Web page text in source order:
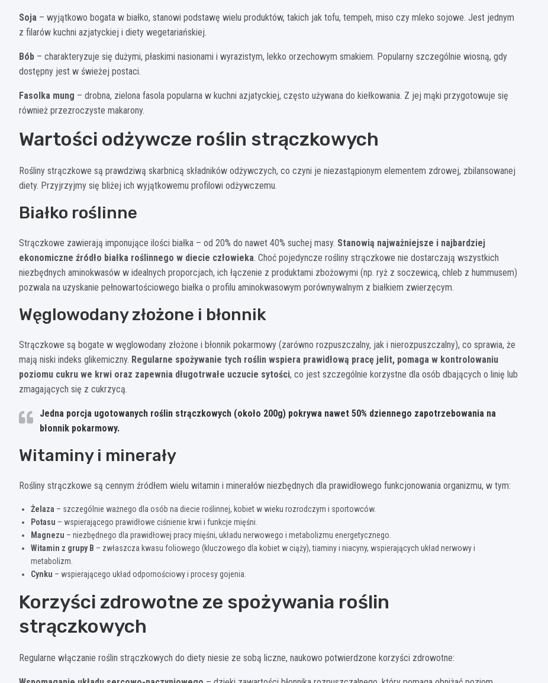
Soja – wyjątkowo bogata w białko, stanowi podstawę wielu produktów, takich jak tofu, tempeh, miso czy mleko sojowe. Jest jednym
z filarów kuchni azjatyckiej i diety wegetariańskiej.
Bób – charakteryzuje się dużymi, płaskimi nasionami i wyrazistym, lekko orzechowym smakiem. Popularny szczególnie wiosną, gdy
dostępny jest w świeżej postaci.
Fasolka mung – drobna, zielona fasola popularna w kuchni azjatyckiej, często używana do kiełkowania. Z jej mąki przygotowuje się
również przezroczyste makarony.
Wartości odżywcze roślin strączkowych
Rośliny strączkowe są prawdziwą skarbnicą składników odżywczych, co czyni je niezastąpionym elementem zdrowej, zbilansowanej
diety. Przyjrzyjmy się bliżej ich wyjątkowemu profilowi odżywczemu.
Białko roślinne
Strączkowe zawierają imponujące ilości białka – od 20% do nawet 40% suchej masy. Stanowią najważniejsze i najbardziej
ekonomiczne źródło białka roślinnego w diecie człowieka. Choć pojedyncze rośliny strączkowe nie dostarczają wszystkich
niezbędnych aminokwasów w idealnych proporcjach, ich łączenie z produktami zbożowymi (np. ryż z soczewicą, chleb z hummusem)
pozwala na uzyskanie pełnowartościowego białka o profilu aminokwasowym porównywalnym z białkiem zwierzęcym.
Węglowodany złożone i błonnik
Strączkowe są bogate w węglowodany złożone i błonnik pokarmowy (zarówno rozpuszczalny, jak i nierozpuszczalny), co sprawia, że
mają niski indeks glikemiczny. Regularne spożywanie tych roślin wspiera prawidłową pracę jelit, pomaga w kontrolowaniu
poziomu cukru we krwi oraz zapewnia długotrwałe uczucie sytości, co jest szczególnie korzystne dla osób dbających o linię lub
zmagających się z cukrzycą.
Jedna porcja ugotowanych roślin strączkowych (około 200g) pokrywa nawet 50% dziennego zapotrzebowania na
błonnik pokarmowy.
Witaminy i minerały
Rośliny strączkowe są cennym źródłem wielu witamin i minerałów niezbędnych dla prawidłowego funkcjonowania organizmu, w tym:
Żelaza – szczególnie ważnego dla osób na diecie roślinnej, kobiet w wieku rozrodczym i sportowców.
Potasu – wspierającego prawidłowe ciśnienie krwi i funkcje mięśni.
Magnezu – niezbędnego dla prawidłowej pracy mięśni, układu nerwowego i metabolizmu energetycznego.
Witamin z grupy B – zwłaszcza kwasu foliowego (kluczowego dla kobiet w ciąży), tiaminy i niacyny, wspierających układ nerwowy i
metabolizm.
Cynku – wspierającego układ odpornościowy i procesy gojenia.
Korzyści zdrowotne ze spożywania roślin
strączkowych
Regularne włączanie roślin strączkowych do diety niesie ze sobą liczne, naukowo potwierdzone korzyści zdrowotne: